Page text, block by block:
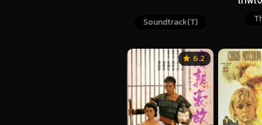
Soundtrack(T)
6.2